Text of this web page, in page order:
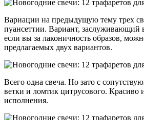
Вариации на предыдущую тему трех
пуансеттии. Вариант,
если вы за лаконичность образов,
предлагаемых двух вариантов.
Всего одна свеча. Но зато с
ветки и ломтик цитрусового. Красиво
исполнения.